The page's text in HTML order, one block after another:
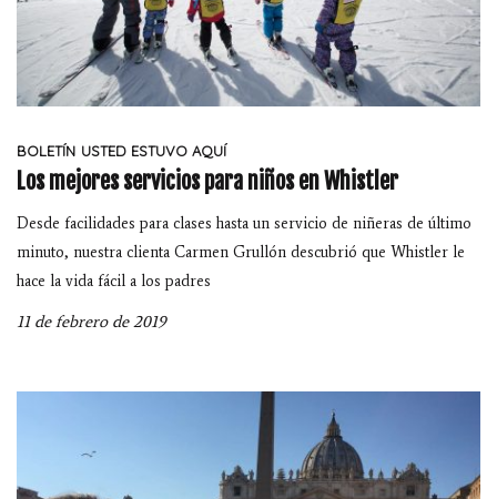
BOLETÍN USTED ESTUVO AQUÍ
Los mejores servicios para niños en Whistler
Desde facilidades para clases hasta un servicio de niñeras de último
minuto, nuestra clienta Carmen Grullón descubrió que Whistler le
hace la vida fácil a los padres
11 de febrero de 2019